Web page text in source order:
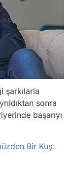
şarkılarla
sonra
başarıyı
Bir Kuş